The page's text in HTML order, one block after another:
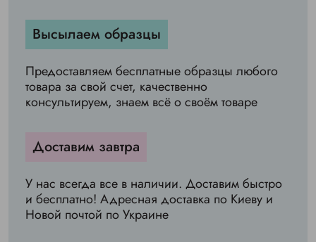
Высылаем образцы
Предоставляем бесплатные образцы любого
товара за свой счет, качественно
консультируем, знаем всё о своём товаре
Доставим завтра
У нас всегда все в наличии. Доставим быстро
и бесплатно! Адресная доставка по Киеву и
Новой почтой по Украине